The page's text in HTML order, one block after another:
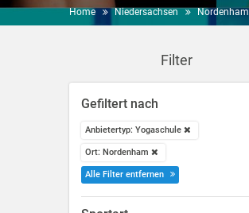
Home Niedersachsen Nordenham
Filter
Gefiltert nach
Anbietertyp: Yogaschule
Ort: Nordenham
Alle Filter entfernen